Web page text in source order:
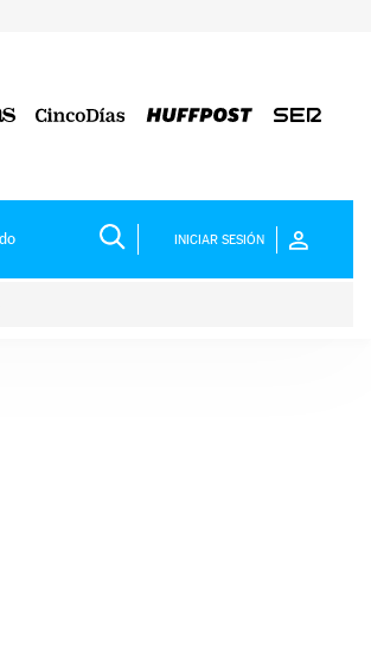
INICIAR SESIÓN